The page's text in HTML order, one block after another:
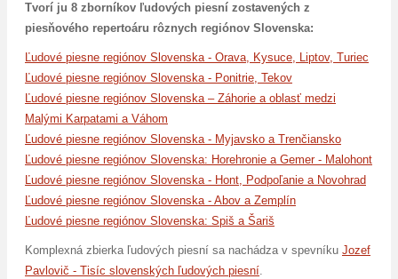
Tvorí ju 8 zborníkov ľudových piesní zostavených z
piesňového repertoáru rôznych regiónov Slovenska:
Ľudové piesne regiónov Slovenska - Orava, Kysuce, Liptov, Turiec
Ľudové piesne regiónov Slovenska - Ponitrie, Tekov
Ľudové piesne regiónov Slovenska – Záhorie a oblasť medzi
Malými Karpatami a Váhom
Ľudové piesne regiónov Slovenska - Myjavsko a Trenčiansko
Ľudové piesne regiónov Slovenska: Horehronie a Gemer - Malohont
Ľudové piesne regiónov Slovenska - Hont, Podpoľanie a Novohrad
Ľudové piesne regiónov Slovenska - Abov a Zemplín
Ľudové piesne regiónov Slovenska: Spiš a Šariš
Komplexná zbierka ľudových piesní sa nachádza v spevníku Jozef
Pavlovič - Tisíc slovenských ľudových piesní.